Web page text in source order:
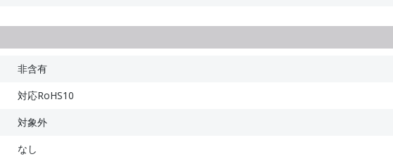
非含有
対応RoHS10
対象外
なし